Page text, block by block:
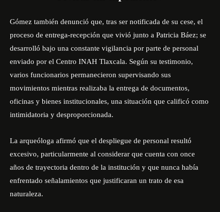
Gómez también denunció que, tras ser notificada de su cese, el
proceso de entrega-recepción que vivió junto a Patricia Báez; se
desarrolló bajo una constante vigilancia por parte de personal
enviado por el Centro INAH Tlaxcala. Según su testimonio,
varios funcionarios permanecieron supervisando sus
movimientos mientras realizaba la entrega de documentos,
oficinas y bienes institucionales, una situación que calificó como
intimidatoria y desproporcionada.
La arqueóloga afirmó que el despliegue de personal resultó
excesivo, particularmente al considerar que cuenta con once
años de trayectoria dentro de la institución y que nunca había
enfrentado señalamientos que justificaran un trato de esa
naturaleza.